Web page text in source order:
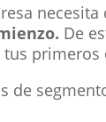
necesita
De
primeros
de